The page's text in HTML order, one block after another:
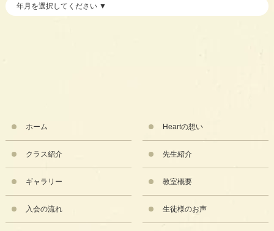
ホーム Heartの想い
クラス紹介 先生紹介
ギャラリー 教室概要
入会の流れ 生徒様のお声